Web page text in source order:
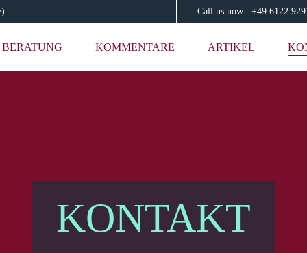
Call us now : +49 6122
BERATUNG KOMMENTARE ARTIKEL
KONTAKT